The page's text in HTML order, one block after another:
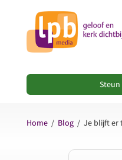
Home/ Blog/ Je blijft er